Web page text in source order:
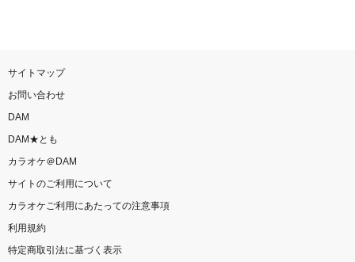
サイトマップ
お問い合わせ
DAM
DAM★とも
カラオケ＠DAM
サイトのご利用について
カラオケご利用にあたっての注意事項
利用規約
特定商取引法に基づく表示